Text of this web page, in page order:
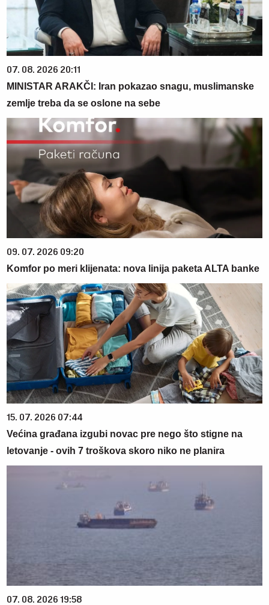
07. 08. 2026 20:11
MINISTAR ARAKČI: Iran pokazao snagu, muslimanske
zemlje treba da se oslone na sebe
09. 07. 2026 09:20
Komfor po meri klijenata: nova linija paketa ALTA banke
15. 07. 2026 07:44
Većina građana izgubi novac pre nego što stigne na
letovanje - ovih 7 troškova skoro niko ne planira
07. 08. 2026 19:58